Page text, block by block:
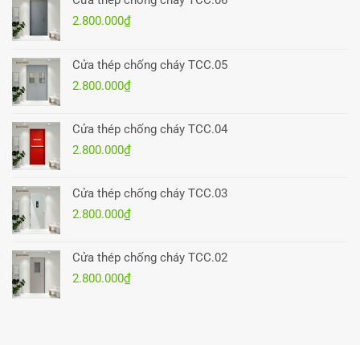
2.800.000₫
Cửa thép chống cháy TCC.05
2.800.000₫
Cửa thép chống cháy TCC.04
2.800.000₫
Cửa thép chống cháy TCC.03
2.800.000₫
Cửa thép chống cháy TCC.02
2.800.000₫